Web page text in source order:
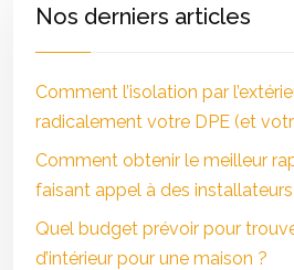
Nos derniers articles
Comment l’isolation par
radicalement votre DPE (et
Comment obtenir le meilleur
faisant appel à des
Quel budget prévoir pour
d’intérieur pour une maison ?